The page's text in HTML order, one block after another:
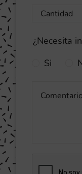
¿Necesita
Si